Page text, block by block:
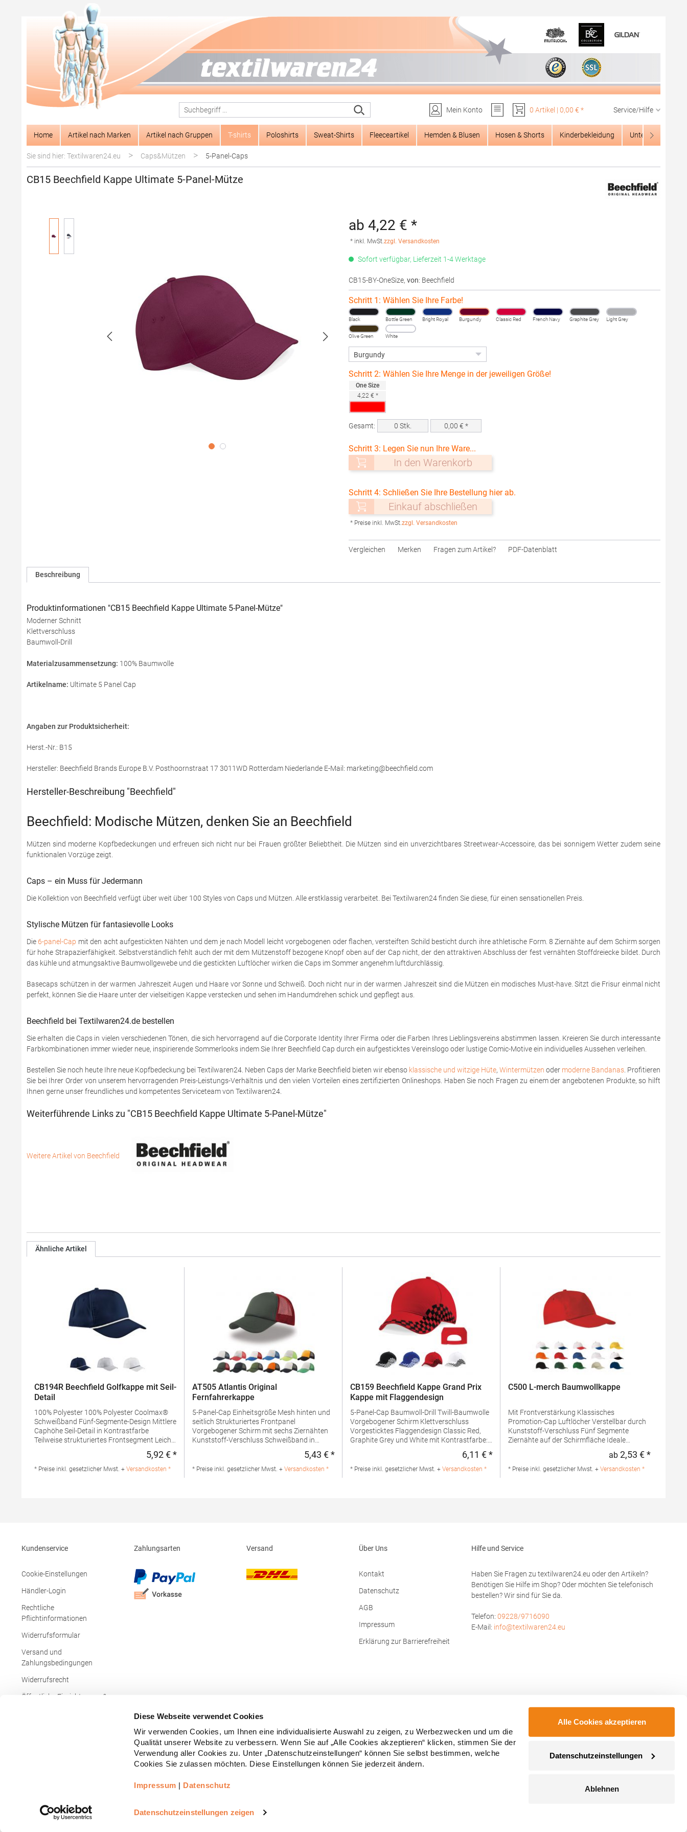
Diese Webseite verwendet Cookies
Wir verwenden Cookies, um Ihnen eine individualisierte Auswahl zu zeigen, zu Werbezwecken und um die
Qualität unserer Website zu verbessern. Wenn Sie auf „Alle Cookies akzeptieren“ klicken, stimmen Sie der
Verwendung aller Cookies zu. Unter „Datenschutzeinstellungen“ können Sie selbst bestimmen, welche
Cookies Sie zulassen möchten. Diese Einstellungen können Sie jederzeit ändern.
Impressum | Datenschutz
Datenschutzeinstellungen zeigen
Alle Cookies akzeptieren
Datenschutzeinstellungen
Ablehnen
Zur Hauptnavigation springen
Mein Konto
0 Artikel | 0,00 € * Service/Hilfe
Home Artikel nach Marken Artikel nach Gruppen T-shirts Poloshirts Sweat-Shirts Fleeceartikel Hemden & Blusen Hosen & Shorts Kinderbekleidung Unterwäsche
Sie sind hier: Textilwaren24.eu > Caps&Mützen > 5-Panel-Caps
CB15 Beechfield Kappe Ultimate 5-Panel-Mütze
ab 4,22 € *
* inkl. MwSt.zzgl. Versandkosten
Sofort verfügbar, Lieferzeit 1-4 Werktage
CB15-BY-OneSize, von: Beechfield
Schritt 1: Wählen Sie Ihre Farbe!
Black Bottle Green Bright Royal Burgundy Classic Red French Navy Graphite Grey Light Grey
Olive Green White
Schritt 2: Wählen Sie Ihre Menge in der jeweiligen Größe!
One Size
4,22 € *
Gesamt: 0 Stk. 0,00 € *
Schritt 3: Legen Sie nun Ihre Ware...
In den Warenkorb
Schritt 4: Schließen Sie Ihre Bestellung hier ab.
Einkauf abschließen
* Preise inkl. MwSt.zzgl. Versandkosten
Vergleichen Merken Fragen zum Artikel? PDF-Datenblatt
Beschreibung
Produktinformationen "CB15 Beechfield Kappe Ultimate 5-Panel-Mütze"
Moderner Schnitt
Klettverschluss
Baumwoll-Drill
Materialzusammensetzung: 100% Baumwolle
Artikelname: Ultimate 5 Panel Cap
Angaben zur Produktsicherheit:
Herst.-Nr.: B15
Hersteller: Beechfield Brands Europe B.V. Posthoornstraat 17 3011WD Rotterdam Niederlande E-Mail: marketing@beechfield.com
Hersteller-Beschreibung "Beechfield"
Beechfield: Modische Mützen, denken Sie an Beechfield
Mützen sind moderne Kopfbedeckungen und erfreuen sich nicht nur bei Frauen größter Beliebtheit. Die Mützen sind ein unverzichtbares Streetwear-Accessoire, das bei sonnigem Wetter zudem seine
funktionalen Vorzüge zeigt.
Caps – ein Muss für Jedermann
Die Kollektion von Beechfield verfügt über weit über 100 Styles von Caps und Mützen. Alle erstklassig verarbeitet. Bei Textilwaren24 finden Sie diese, für einen sensationellen Preis.
Stylische Mützen für fantasievolle Looks
Die 6-panel-Cap mit den acht aufgestickten Nähten und dem je nach Modell leicht vorgebogenen oder flachen, versteiften Schild besticht durch ihre athletische Form. 8 Ziernähte auf dem Schirm sorgen
für hohe Strapazierfähigkeit. Selbstverständlich fehlt auch der mit dem Mützenstoff bezogene Knopf oben auf der Cap nicht, der den attraktiven Abschluss der fest vernähten Stoffdreiecke bildet. Durch
das kühle und atmungsaktive Baumwollgewebe und die gestickten Luftlöcher wirken die Caps im Sommer angenehm luftdurchlässig.
Basecaps schützen in der warmen Jahreszeit Augen und Haare vor Sonne und Schweiß. Doch nicht nur in der warmen Jahreszeit sind die Mützen ein modisches Must-have. Sitzt die Frisur einmal nicht
perfekt, können Sie die Haare unter der vielseitigen Kappe verstecken und sehen im Handumdrehen schick und gepflegt aus.
Beechfield bei Textilwaren24.de bestellen
Sie erhalten die Caps in vielen verschiedenen Tönen, die sich hervorragend auf die Corporate Identity Ihrer Firma oder die Farben Ihres Lieblingsvereins abstimmen lassen. Kreieren Sie durch interessante
Farbkombinationen immer wieder neue, inspirierende Sommerlooks indem Sie Ihrer Beechfield Cap durch ein aufgesticktes Vereinslogo oder lustige Comic-Motive ein individuelles Aussehen verleihen.
Bestellen Sie noch heute Ihre neue Kopfbedeckung bei Textilwaren24. Neben Caps der Marke Beechfield bieten wir ebenso klassische und witzige Hüte, Wintermützen oder moderne Bandanas . Profitieren
Sie bei Ihrer Order von unserem hervorragenden Preis-Leistungs-Verhältnis und den vielen Vorteilen eines zertifizierten Onlineshops. Haben Sie noch Fragen zu einem der angebotenen Produkte, so hilft
Ihnen gerne unser freundliches und kompetentes Serviceteam von Textilwaren24.
Weiterführende Links zu "CB15 Beechfield Kappe Ultimate 5-Panel-Mütze"
Weitere Artikel von Beechfield
Ähnliche Artikel
CB194R Beechfield Golfkappe mit Seil-
Detail
100% Polyester 100% Polyester Coolmax®
Schweißband Fünf-Segmente-Design Mittlere
Caphöhe Seil-Detail in Kontrastfarbe
Teilweise strukturiertes Frontsegment Leicht
AbreißetikettPfegehinweis: nicht
Regulärer Preis:
5,92 € *
* Preise inkl. gesetzlicher Mwst. + Versandkosten *
AT505 Atlantis Original
Fernfahrerkappe
5-Panel-Cap Einheitsgröße Mesh hinten und
seitlich Strukturiertes Frontpanel
Vorgebogener Schirm mit sechs Ziernähten
Kunststoff-Verschluss Schweißband in
gepolstertMaterialzusammensetzung: 100%
PolyesterArtikelname: Rapper CapAngaben
Regulärer Preis:
5,43 € *
* Preise inkl. gesetzlicher Mwst. + Versandkosten *
CB159 Beechfield Kappe Grand Prix
Kappe mit Flaggendesign
5-Panel-Cap Baumwoll-Drill Twill-Baumwolle
Vorgebogener Schirm Klettverschluss
Vorgesticktes Flaggendesign Classic Red,
Graphite Grey und White mit Kontrastfarbe:
WhiteMaterialzusammensetzung: 100%
Regulärer Preis:
6,11 € *
* Preise inkl. gesetzlicher Mwst. + Versandkosten *
C500 L-merch Baumwollkappe
Mit Frontverstärkung Klassisches
Promotion-Cap Luftlöcher Verstellbar durch
Kunststoff-Verschluss Fünf Segmente
Ziernähte auf der Schirmfläche Ideale
StirnflächeMaterialzusammensetzung: 100%
Regulärer
ab 2,53 € *
* Preise inkl. gesetzlicher Mwst. + Versandkosten *
Kundenservice
Cookie-Einstellungen
Händler-Login
Rechtliche
Pflichtinformationen
Widerrufsformular
Versand und
Zahlungsbedingungen
Widerrufsrecht
Öffentliche Einrichtungen &
Zahlungsarten Versand Über Uns
Kontakt
Datenschutz
AGB
Impressum
Erklärung zur Barrierefreiheit
Hilfe und Service
Haben Sie Fragen zu textilwaren24.eu oder den Artikeln?
Benötigen Sie Hilfe im Shop? Oder möchten Sie telefonisch
bestellen? Wir sind für Sie da.
Telefon: 09228/9716090
E-Mail: info@textilwaren24.eu
Realisiert durch
arboro GmbH